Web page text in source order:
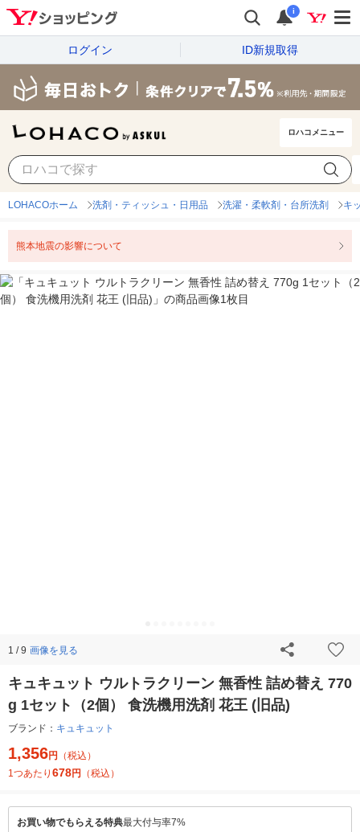
i
ログイン ID新規取得
ロハコメニュー
LOHACOホーム 洗剤・ティッシュ・日用品 洗濯・柔軟剤・台所洗剤 キ
熊本地震の影響について
1 / 9 画像を見る
キュキュット ウルトラクリーン 無香性 詰め替え 770
g 1セット（2個） 食洗機用洗剤 花王 (旧品)
ブランド： キュキュット
1,356円
（税込）
1つあたり 678円 （税込）
お買い物でもらえる特典最大付与率7%